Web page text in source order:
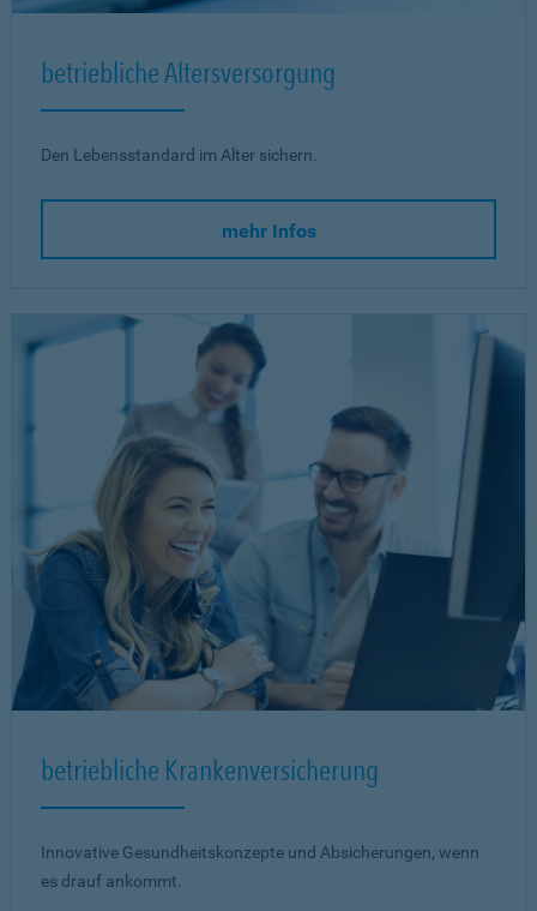
betriebliche Altersversorgung
Den Lebensstandard im Alter sichern.
mehr Infos
betriebliche Krankenversicherung
Innovative Gesundheitskonzepte und Absicherungen, wenn
es drauf ankommt.